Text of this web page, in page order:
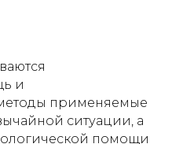
и
применяемые
ситуации, а
помощи